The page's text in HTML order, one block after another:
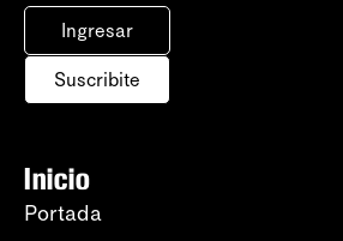
Ingresar
Suscribite
Inicio
Portada